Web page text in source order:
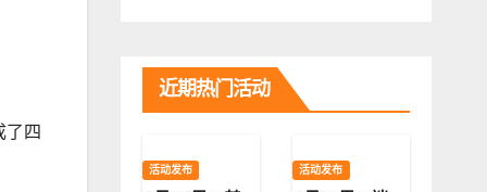
了四
近期热门活动
活动发布 活动发布